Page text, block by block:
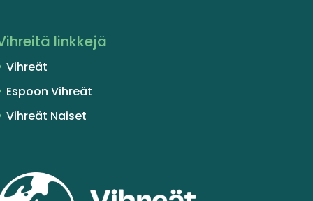
linkkejä
Vihreät
Espoon Vihreät
Vihreät Naiset